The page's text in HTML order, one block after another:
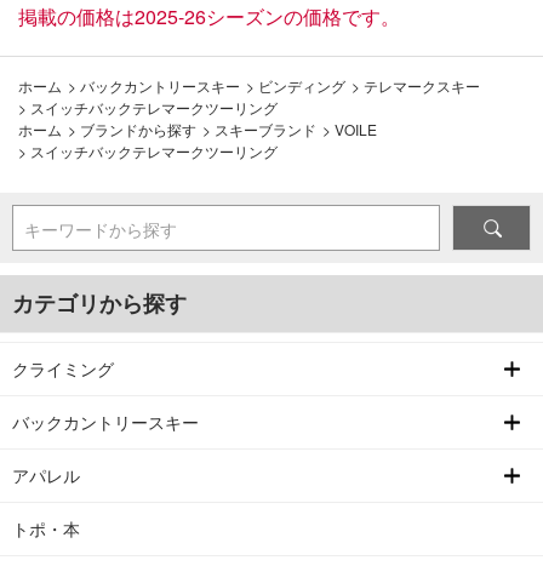
掲載の価格は2025-26シーズンの価格です。
ホーム > バックカントリースキー > ビンディング > テレマークスキー
> スイッチバックテレマークツーリング
ホーム > ブランドから探す > スキーブランド > VOILE
> スイッチバックテレマークツーリング
キーワードから探す
カテゴリから探す
クライミング
バックカントリースキー
アパレル
トポ・本